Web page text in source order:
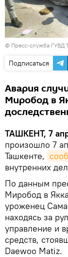
© Пресс-служба ГУВД
Подписаться
Авария
Миробод в
ТАШКЕНТ, 7
произошло 7
Ташкенте,
внутренних
По данным
Миробод в
уроженец
находясь за
управление и
средств,
Daewoo Matiz.